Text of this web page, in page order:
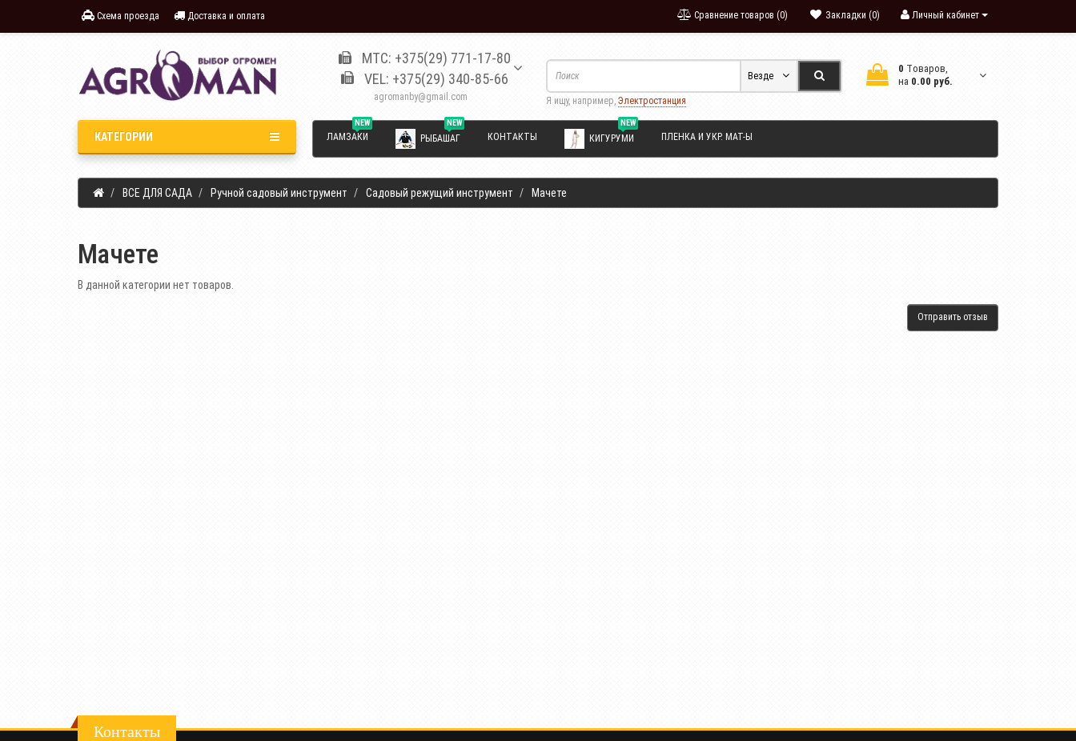
Схема проезда Доставка и оплата Личный кабинет
Закладки (0)
Сравнение товаров (0)
МТС: +375(29) 771-17-80
VEL: +375(29) 340-85-66
agromanby@gmail.com
0 Tоваров,
на 0.00 руб.
Везде
Я ищу, например, Электростанция
NEW
ЛАМЗАКИ
NEW
РЫБАШАГ КОНТАКТЫ
NEW
КИГУРУМИ ПЛЕНКА И УКР. МАТ-Ы
КАТЕГОРИИ
ВСЕ ДЛЯ САДА Ручной садовый инструмент Садовый режущий инструмент Мачете
Мачете
В данной категории нет товаров.
Отправить отзыв
Контакты